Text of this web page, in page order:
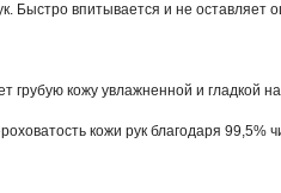
Быстро впитывается и не оставляет
грубую кожу увлажненной и гладкой
кожи рук благодаря 99,5%